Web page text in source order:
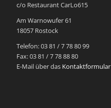
c/o Restaurant CarLo615
Am Warnowufer 61
18057 Rostock
Telefon: 03 81 / 7 78 80 99
Fax: 03 81 / 7 78 88 80
E-Mail über das Kontaktformular